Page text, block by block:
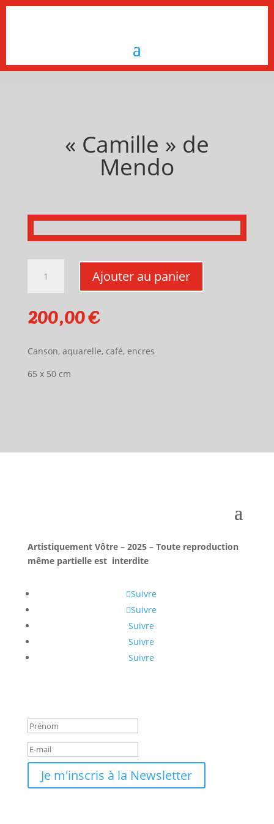
« Camille » de
Mendo
«
Camille »
de
Ajouter au panier
200,00€
Canson, aquarelle, café, encres
65 x 50 cm
Artistiquement Vôtre – 2025 – Toute reproduction
même partielle est interdite
Suivre
Suivre
Suivre
Suivre
Suivre
Je m'inscris à la Newsletter